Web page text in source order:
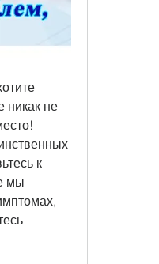
никак не
к
мы